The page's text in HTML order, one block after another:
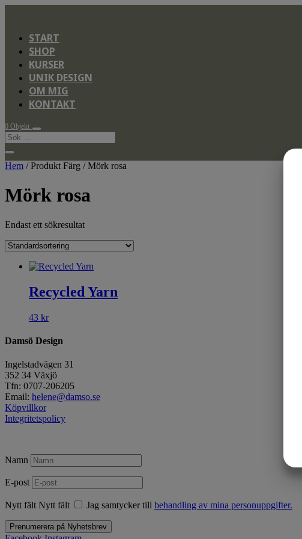
START
SHOP
KURSER
UNIK DESIGN
OM MIG
KONTAKT
0 Objekt
Hem / Produkt Färg / Mörk rosa
Mörk rosa
Endast ett sökresultat
Recycled Yarn
43 kr
Damsö Design
Ingelstadvägen 31
352 34 Växjö
Tfn: 0707-206205
Email: helene@damso.se
Köpvillkor
Integritetspolicy
Namn
E-post
Nytt fält Nytt fält Jag samtycker till behandling av mina personuppgifter.
Prenumerera på Nyhetsbrev